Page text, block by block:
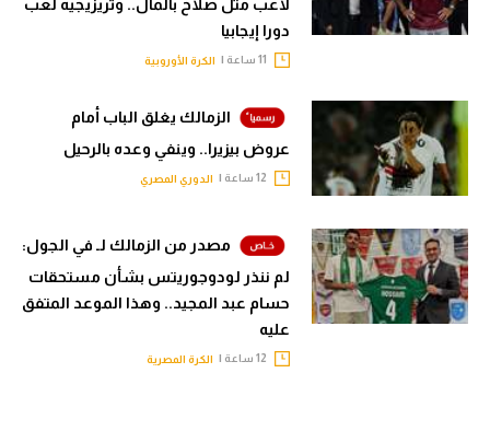
لاعب مثل صلاح بالمال.. وتريزيجيه لعب
دورا إيجابيا
الكرة الأوروبية
الزمالك يغلق الباب أمام
عروض بيزيرا.. وينفي وعده بالرحيل
الدوري المصري
مصدر من الزمالك لـ في الجول:
لم ننذر لودوجوريتس بشأن مستحقات
حسام عبد المجيد.. وهذا الموعد المتفق
عليه
الكرة المصرية